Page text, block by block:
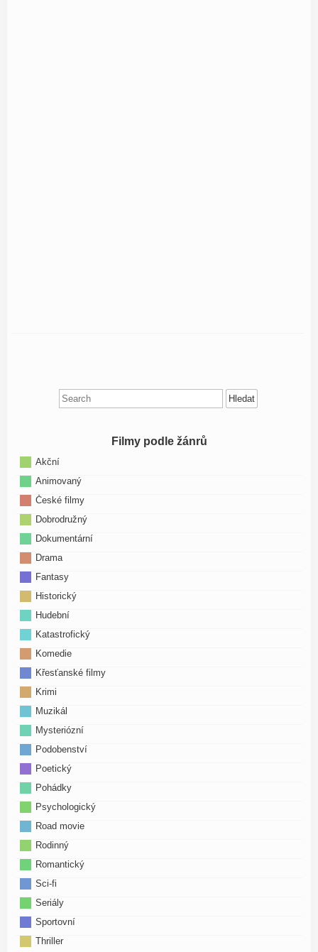
Search
for:
Filmy podle žánrů
Akční
Animovaný
České filmy
Dobrodružný
Dokumentární
Drama
Fantasy
Historický
Hudební
Katastrofický
Komedie
Křesťanské filmy
Krimi
Muzikál
Mysteriózní
Podobenství
Poetický
Pohádky
Psychologický
Road movie
Rodinný
Romantický
Sci-fi
Seriály
Sportovní
Thriller